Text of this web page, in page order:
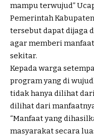
mampu terwujud”
Pemerintah
tersebut dapat dijaga
agar memberi
sekitar.
Kepada warga
program yang di
tidak hanya dilihat
dilihat dari
“Manfaat yang
masyarakat secara